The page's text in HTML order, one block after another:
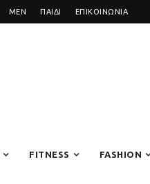
MEN ΠΑΙΔΙ ΕΠΙΚΟΙΝΩΝΙΑ
FITNESS FASHION